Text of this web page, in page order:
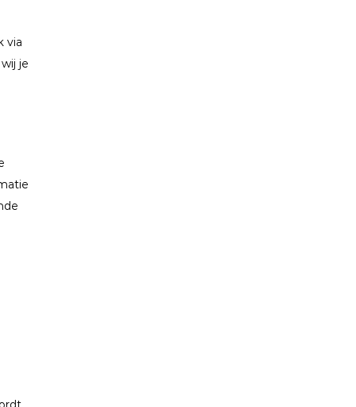
via
je